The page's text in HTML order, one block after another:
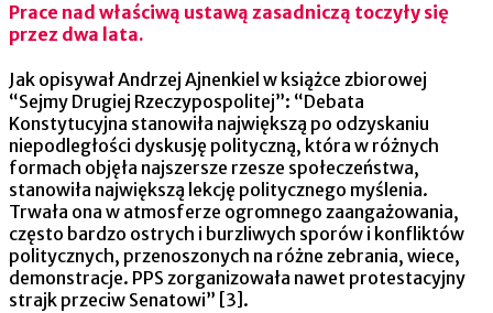
Prace nad właściwą ustawą zasadniczą toczyły się
przez dwa lata.
Jak opisywał Andrzej Ajnenkiel w książce zbiorowej
“Sejmy Drugiej Rzeczypospolitej”: “Debata
Konstytucyjna stanowiła największą po odzyskaniu
niepodległości dyskusję polityczną, która w różnych
formach objęła najszersze rzesze społeczeństwa,
stanowiła największą lekcję politycznego myślenia.
Trwała ona w atmosferze ogromnego zaangażowania,
często bardzo ostrych i burzliwych sporów i konfliktów
politycznych, przenoszonych na różne zebrania, wiece,
demonstracje. PPS zorganizowała nawet protestacyjny
strajk przeciw Senatowi” [3].